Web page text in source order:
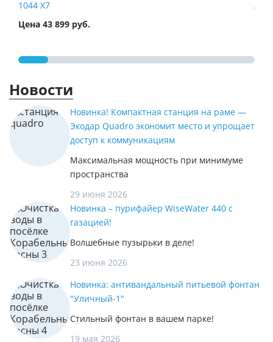
1044 X7
Цена 43 899 руб.
Новости
Новинка! Компактная станция на раме —
Экодар Quadro экономит место и упрощает
доступ к коммуникациям
Максимальная мощность при минимуме
пространства
29 июня 2026
Новинка – пурифайер WiseWater 440 с
газацией!
Волшебные пузырьки в деле!
23 июня 2026
Новинка: антивандальный питьевой фонтан
"Уличный-1"
Стильный фонтан в вашем парке!
19 мая 2026